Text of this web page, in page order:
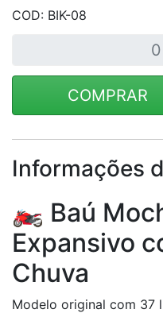
COD: BIK-08
COMPRAR
Informações
🏍️ Baú
Expansivo
Chuva
Modelo original com 37